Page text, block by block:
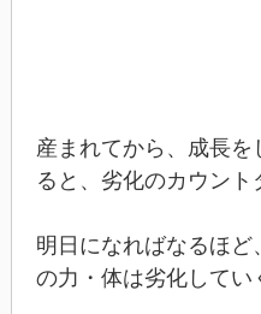
産まれてから、成長
ると、劣化のカウント
明日になればなるほ
の力・体は劣化してい